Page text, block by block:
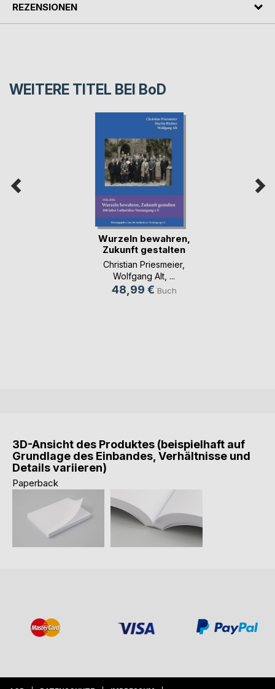
REZENSIONEN
WEITERE TITEL BEI BoD
Wurzeln bewahren,
Zukunft gestalten
Christian Priesmeier,
Wolfgang Alt , ...
48,99 € Buch
3D-Ansicht des Produktes (beispielhaft auf
Grundlage des Einbandes, Verhältnisse und
Details variieren)
Paperback